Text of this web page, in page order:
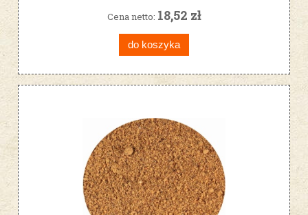
Cena netto: 18,52 zł
do koszyka